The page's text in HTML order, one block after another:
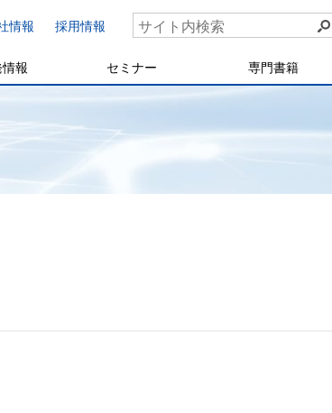
情報 採用情報
報 セミナー 専門書籍